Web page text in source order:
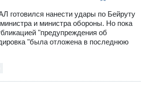
готовился нанести удары по Бейруту
и министра обороны. Но пока
"предупреждения об
"была отложена в последнюю